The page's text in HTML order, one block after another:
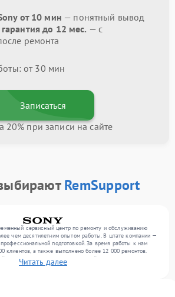
от 10 мин — понятный вывод
до 12 мес. — с
ремонта
от 30 мин
Записаться
20% при записи на сайте
RemSupport
сервисный центр по ремонту и обслуживанию
чем десятилетним опытом работы. В штате компании —
подготовкой. За время работы к нам
клиентов, а также выполнено более 12 000 ремонтов.
центр поступает более 300 устройств, включая , , . Мы
неисправностей и обеспечиваем надежный результат
Читать далее